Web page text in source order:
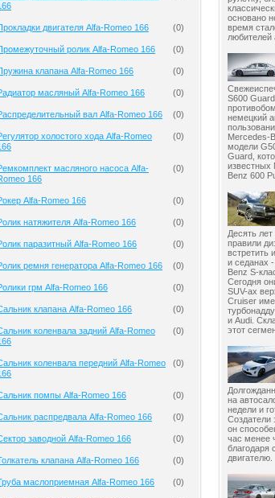
двигателя Alfa-Romeo 166 (0)
ролик Alfa-Romeo 166 (0)
клапана Alfa-Romeo 166 (0)
масляный Alfa-Romeo 166 (0)
вал Alfa-Romeo 166 (0)
холостого хода Alfa-Romeo
(0)
масляного насоса Alfa-
166
(0)
Alfa-Romeo 166 (0)
натяжителя Alfa-Romeo 166 (0)
паразитный Alfa-Romeo 166 (0)
ремня генератора Alfa-Romeo 166 (0)
грм Alfa-Romeo 166 (0)
клапана Alfa-Romeo 166 (0)
коленвала задний Alfa-Romeo
(0)
коленвала передний Alfa-Romeo
(0)
помпы Alfa-Romeo 166 (0)
распредвала Alfa-Romeo 166 (0)
заводной Alfa-Romeo 166 (0)
клапана Alfa-Romeo 166 (0)
маслоприемная Alfa-Romeo 166 (0)
основано
время
любителей
S600
немецкий
Mercedes-
модели
Guard,
известных
Benz 600
Десять
правили
встретить
и седанах
Benz S-
Сегодня
SUV-ах
Cruiser
и Audi.
этот
на
недели и
Создатели
он
час менее
благодаря
двигателю.